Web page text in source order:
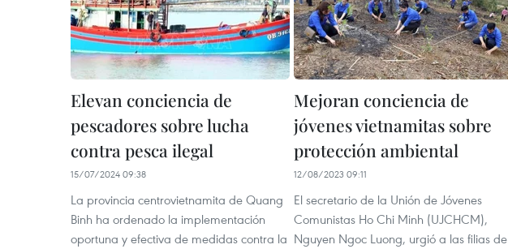
Elevan conciencia de
pescadores sobre lucha
contra pesca ilegal
15/07/2024 09:38
La provincia centrovietnamita de Quang
Binh ha ordenado la implementación
oportuna y efectiva de medidas contra la
Mejoran conciencia de
jóvenes vietnamitas sobre
protección ambiental
12/08/2023 09:11
El secretario de la Unión de Jóvenes
Comunistas Ho Chi Minh (UJCHCM),
Nguyen Ngoc Luong, urgió a las filias de